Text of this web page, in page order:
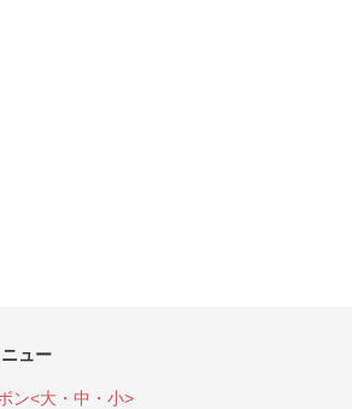
ュー
ン<大・中・小>